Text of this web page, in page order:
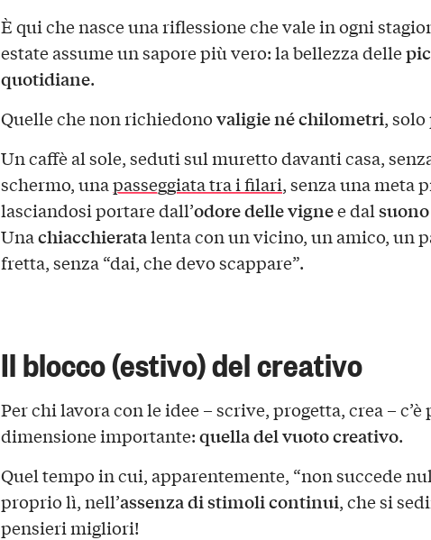
È qui che nasce una riflessione che vale in ogni
estate assume un sapore più vero: la bellezza delle
quotidiane.
Quelle che non richiedonovaligie né chilometri, solo
Un caffè al sole, seduti sul muretto davanti casa,
schermo, unapasseggiata tra i filari, senza una meta
lasciandosi portare dall’odore delle vignee dal
Unachiacchieratalenta con un vicino, un amico, un
fretta, senza “dai, che devo scappare”.
Il blocco (estivo) del creativo
Per chi lavora con le idee – scrive, progetta, crea – c’è
dimensione importante:quella del vuoto creativo.
Quel tempo in cui, apparentemente, “non succede
proprio lì, nell’assenza di stimoli continui, che si
pensieri migliori!